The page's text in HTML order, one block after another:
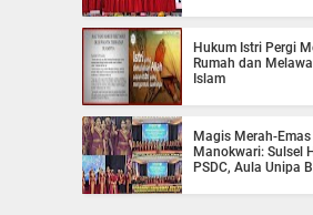
Hukum Istri Pergi
Rumah dan
Islam
Magis Merah-
Manokwari: Sulsel
PSDC, Aula Unipa